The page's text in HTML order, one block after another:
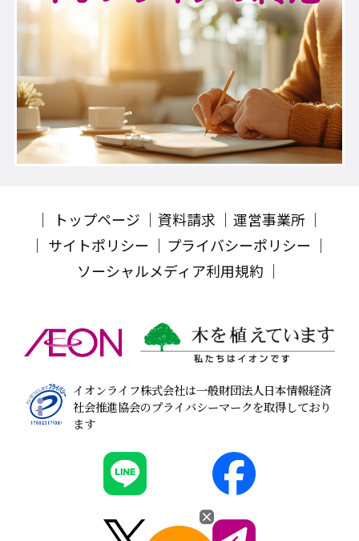
トップページ 資料請求
運営事業所
サイトポリシー
プライバシーポリシー
ソーシャルメディア利用規約
イオンライフ株式会社は一般財団法人日本情報経済
社会推進協会のプライバシーマークを取得しており
ます